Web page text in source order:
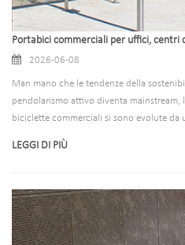
Portabici commerciali per uffici, centri
2026-06-08
Man mano che le tendenze della
pendolarismo attivo diventa
biciclette commerciali si sono evolute da
posizione. Ottimizzano l'utilizzo dello
migliorano l'immagine del marchio e
urbano ecologici. Che si tratti degli
parcheggio temporaneo dei clienti o delle
LEGGI DI PIÙ